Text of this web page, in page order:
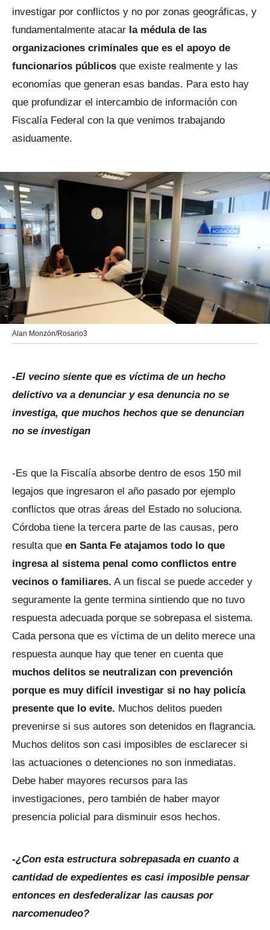
investigar por conflictos y no por zonas geográficas, y
fundamentalmente atacar la médula de las
organizaciones criminales que es el apoyo de
funcionarios públicos que existe realmente y las
economías que generan esas bandas. Para esto hay
que profundizar el intercambio de información con
Fiscalía Federal con la que venimos trabajando
asiduamente.
Alan Monzón/Rosario3
-El vecino siente que es víctima de un hecho
delictivo va a denunciar y esa denuncia no se
investiga, que muchos hechos que se denuncian
no se investigan
-Es que la Fiscalía absorbe dentro de esos 150 mil
legajos que ingresaron el año pasado por ejemplo
conflictos que otras áreas del Estado no soluciona.
Córdoba tiene la tercera parte de las causas, pero
resulta que en Santa Fe atajamos todo lo que
ingresa al sistema penal como conflictos entre
vecinos o familiares. A un fiscal se puede acceder y
seguramente la gente termina sintiendo que no tuvo
respuesta adecuada porque se sobrepasa el sistema.
Cada persona que es víctima de un delito merece una
respuesta aunque hay que tener en cuenta que
muchos delitos se neutralizan con prevención
porque es muy difícil investigar si no hay policía
presente que lo evite. Muchos delitos pueden
prevenirse si sus autores son detenidos en flagrancia.
Muchos delitos son casi imposibles de esclarecer si
las actuaciones o detenciones no son inmediatas.
Debe haber mayores recursos para las
investigaciones, pero también de haber mayor
presencia policial para disminuir esos hechos.
-¿Con esta estructura sobrepasada en cuanto a
cantidad de expedientes es casi imposible pensar
entonces en desfederalizar las causas por
narcomenudeo?